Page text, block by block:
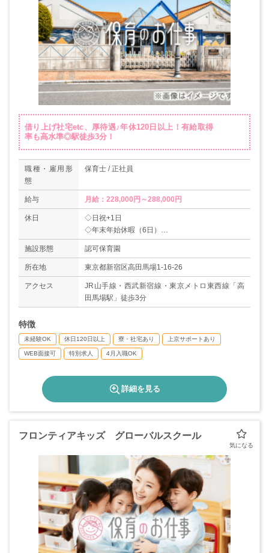
借り上げ社宅etc、厚待遇♪年休120日以上！有給取得
率も高水準◎駅徒歩3分！
職種・雇用形
態
保育士 / 正社員
給与 月給：228,000円～288,000円
休日
◇日祝+1日
◇年末年始休暇（6日）
◇有給休暇（取得率73％）
※入社時に3日と、その半年後10日付与されま
す！
◇特別休暇（5日/年）
※有給で取得可能です。例)ご本人の結婚...5日間
◇介護休暇
＊年間休日数120日以上
施設形態 認可保育園
所在地 東京都新宿区高田馬場1-16-26
アクセス
JR山手線・西武新宿線・東京メトロ東西線「高
田馬場駅」徒歩3分
特徴
未経験OK 休日120日以上 寮・社宅あり 上京サポートあり
WEB面接可 特別求人 4月入職OK
詳細を見る
フロンティアキッズ グローバルスクール